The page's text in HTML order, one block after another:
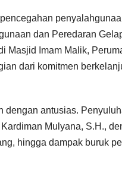
dan Peredaran
Masjid Imam Malik,
dari komitmen
dengan antusias.
Mulyana, S.H.,
hingga dampak buruk